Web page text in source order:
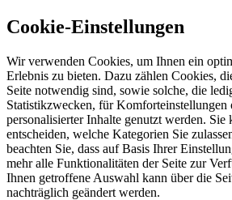
Cookie-Einstellungen
Wir verwenden Cookies, um Ihnen ein
Erlebnis zu bieten. Dazu zählen Cookies,
Seite notwendig sind, sowie solche, die
Statistikzwecken, für Komforteinstellungen
personalisierter Inhalte genutzt werden. Sie
entscheiden, welche Kategorien Sie
beachten Sie, dass auf Basis Ihrer
mehr alle Funktionalitäten der Seite zur
Ihnen getroffene Auswahl kann über die
nachträglich geändert werden.